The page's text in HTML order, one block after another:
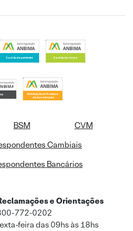
BSM
CVM
Cambiais
Bancários
e Orientações
772-0202
feira das 09hs às 18hs